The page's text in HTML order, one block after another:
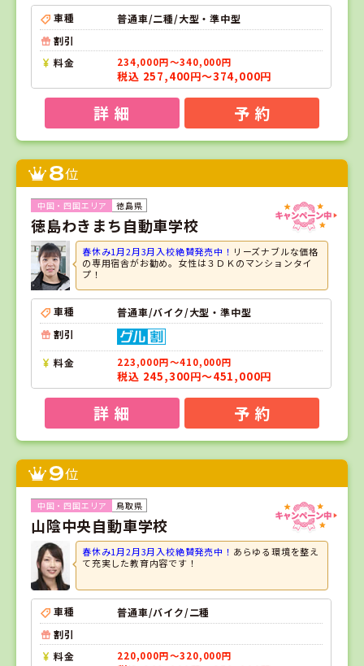
車種
普通車/二種/大型・準中型
割引
料金
234,000円～340,000円
税込 257,400円～374,000円
詳 細 予 約
8位
徳島県
徳島わきまち自動車学校
春休み1月2月3月入校絶賛発売中！ リーズナブルな価格
の専用宿舎がお勧め。女性は３ＤＫのマンションタイ
プ！
車種
普通車/バイク/大型・準中型
割引
料金 223,000円～410,000円
税込 245,300円～451,000円
詳 細 予 約
9位
鳥取県
山陰中央自動車学校
春休み1月2月3月入校絶賛発売中！ あらゆる環境を整え
て充実した教育内容です！
車種
普通車/バイク/二種
割引
料金
220,000円～320,000円